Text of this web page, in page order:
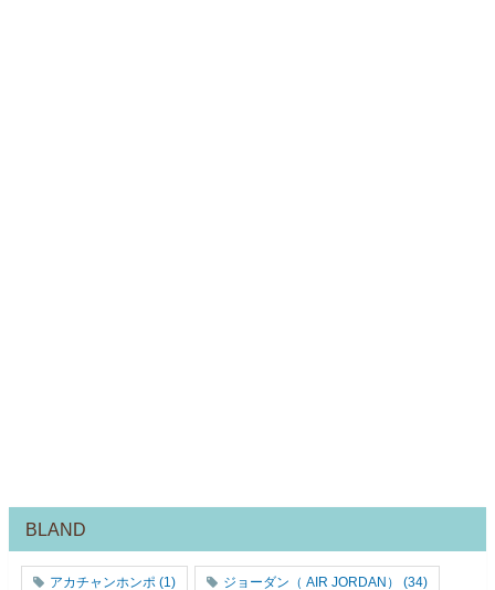
BLAND
アカチャンホンポ (1) ジョーダン（ AIR JORDAN） (34)